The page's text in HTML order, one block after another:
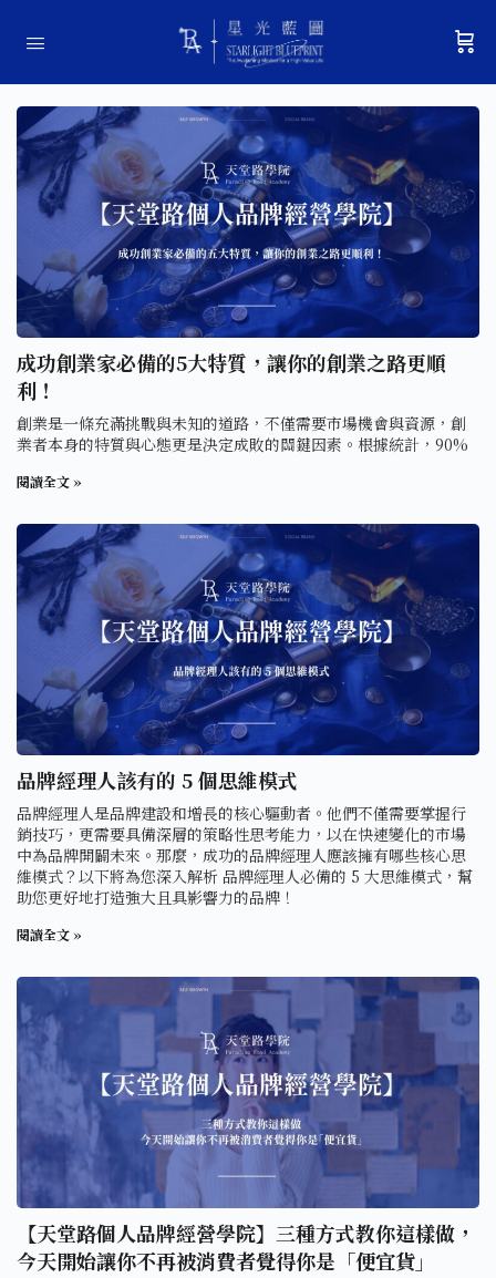
成功創業家必備的5大特質，讓你的創業之路更順
利！
創業是一條充滿挑戰與未知的道路，不僅需要市場機會與資源，創
業者本身的特質與心態更是決定成敗的關鍵因素。根據統計，90%
閱讀全文 »
品牌經理人該有的 5 個思維模式
品牌經理人是品牌建設和增長的核心驅動者。他們不僅需要掌握行
銷技巧，更需要具備深層的策略性思考能力，以在快速變化的市場
中為品牌開闢未來。那麼，成功的品牌經理人應該擁有哪些核心思
維模式？以下將為您深入解析 品牌經理人必備的 5 大思維模式，幫
助您更好地打造強大且具影響力的品牌！
閱讀全文 »
【天堂路個人品牌經營學院】三種方式教你這樣做，
今天開始讓你不再被消費者覺得你是「便宜貨」